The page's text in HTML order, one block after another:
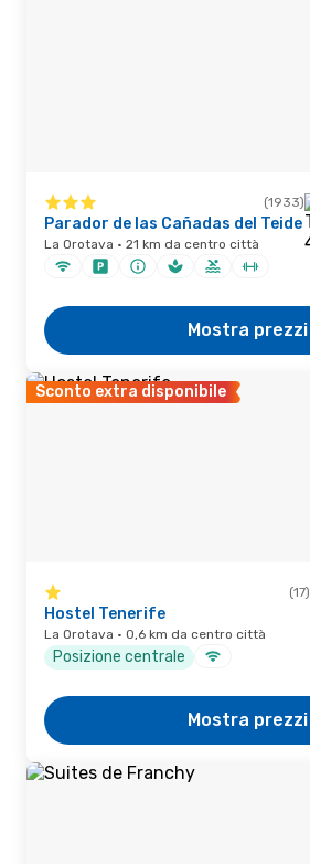
(1933)
Parador de las Cañadas del Teide
La Orotava · 21 km da centro città
Mostra prezzi
Sconto extra disponibile
(17)
Hostel Tenerife
La Orotava · 0,6 km da centro città
Posizione centrale
Mostra prezzi